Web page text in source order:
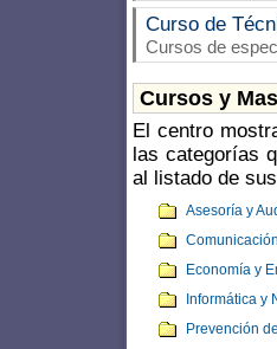
Curso de
Cursos de
Cursos y
El centro
las categorías
al listado de
Asesoría y
Economía y
Informática y
Prevención